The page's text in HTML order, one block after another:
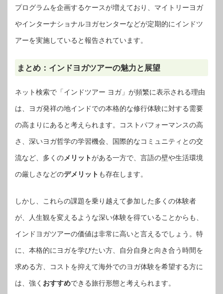
プログラムを企画するケースが増えており、マイトリーヨガ
やインターナショナルヨガセンターなどが定期的にインドツ
アーを実施していると報告されています。
まとめ：インドヨガツアーの魅力と展望
ネット検索で「インドツアー ヨガ」が頻繁に表示される理由
は、ヨガ発祥の地インドでの本格的な修行体験に対する需要
の高まりにあると考えられます。コストパフォーマンスの高
さ、深いヨガ哲学の学習機会、国際的なコミュニティとの交
流など、多くのメリットがある一方で、言語の壁や生活環境
の厳しさなどのデメリット も存在します。
しかし、これらの課題を乗り越えて参加した多くの体験者
が、人生観を変えるような深い体験を得ていることからも、
インドヨガツアーの価値は非常に高いと言えるでしょう。特
に、本格的にヨガを学びたい方、自分自身と向き合う時間を
求める方、コストを抑えて海外でのヨガ体験を希望する方に
は、強く おすすめできる旅行形態と考えられます。